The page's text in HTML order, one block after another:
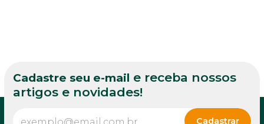
Cadastre seu e-mail e receba nossos
artigos e novidades!